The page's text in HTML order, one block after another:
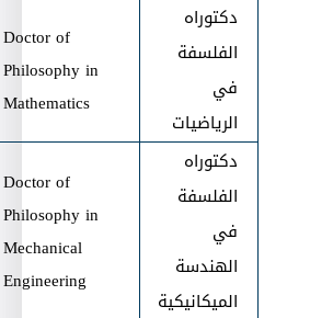
دكتوراه
الفلسفة
في
الرياضيات
Doctor of
Philosophy in
Mathematics
دكتوراه
الفلسفة
في
الهندسة
الميكانيكية
Doctor of
Philosophy in
Mechanical
Engineering